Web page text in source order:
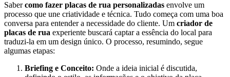
Sabercomo fazer placas de rua personalizadas envolve um
processo que une criatividade e técnica. Tudo começa com uma boa
conversa para entender a necessidade do cliente. Um criador de
placas de rua experiente buscará captar a essência do local para
traduzi-la em um design único. O processo, resumindo, segue
algumas etapas:
Briefing e Conceito: Onde a ideia inicial é discutida,